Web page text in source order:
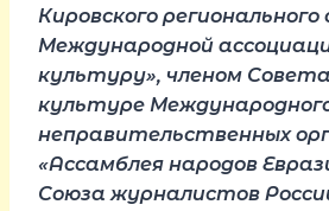
Кировского
Международной
культуру», членом
культуре
неправительственных
«Ассамблея народов
Союза журналистов